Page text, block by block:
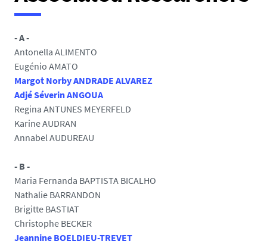
- A -
Antonella ALIMENTO
Eugénio AMATO
Margot Norby ANDRADE ALVAREZ
Adjé Séverin ANGOUA
Regina ANTUNES MEYERFELD
Karine AUDRAN
Annabel AUDUREAU
- B -
Maria Fernanda BAPTISTA BICALHO
Nathalie BARRANDON
Brigitte BASTIAT
Christophe BECKER
Jeannine BOELDIEU-TREVET